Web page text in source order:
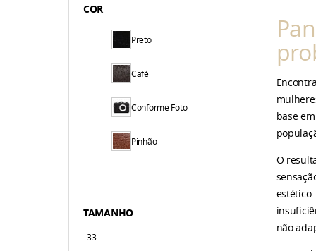
COR
Preto
Café
Conforme Foto
Pinhão
Cereja
TAMANHO
33
base
O
estético
não